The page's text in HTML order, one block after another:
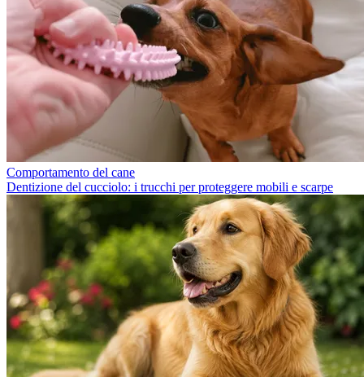
Comportamento del cane
Dentizione del cucciolo: i trucchi per proteggere mobili e scarpe